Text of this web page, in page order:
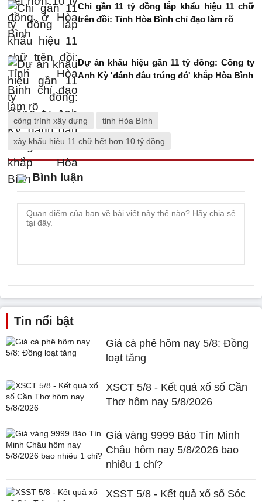
Chi gần 11 tỷ đồng lắp khẩu hiệu 11 chữ
trên đồi: Tỉnh Hòa Bình chỉ đạo làm rõ
Dự án khẩu hiệu gần 11 tỷ đồng: Công ty
Anh Kỳ 'đánh đâu trúng đó' khắp Hòa Bình
công trình xây dựng tỉnh Hòa Bình
xây khẩu hiệu 11 chữ hết hơn 10 tỷ đồng
Bình luận
Tin nổi bật
Giá cà phê hôm nay 5/8: Đồng
loạt tăng
XSCT 5/8 - Kết quả xổ số Cần
Thơ hôm nay 5/8/2026
Giá vàng 9999 Bảo Tín Minh
Châu hôm nay 5/8/2026 bao
nhiêu 1 chỉ?
XSST 5/8 - Kết quả xổ số Sóc